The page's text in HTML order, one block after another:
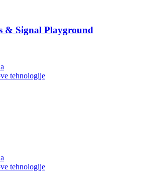
& Signal Playground
tehnologije
tehnologije